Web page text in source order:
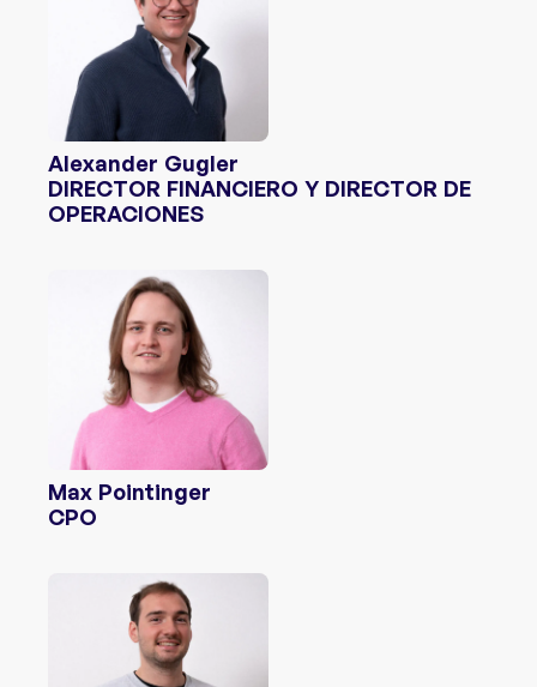
Alexander Gugler
DIRECTOR FINANCIERO Y DIRECTOR DE
OPERACIONES
Max Pointinger
CPO